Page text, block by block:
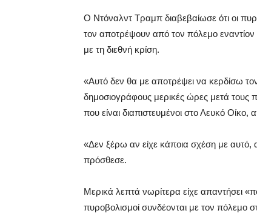
Ο Ντόναλντ Τραμπ διαβεβαίωσε ότι οι
τον αποτρέψουν από τον πόλεμο εναντίον
με τη διεθνή κρίση.
«Αυτό δεν θα με αποτρέψει να κερδίσω
δημοσιογράφους μερικές ώρες μετά
που είναι διαπιστευμένοι στο Λευκό
«Δεν ξέρω αν είχε κάποια σχέση με
πρόσθεσε.
Μερικά λεπτά νωρίτερα είχε απαντήσει
πυροβολισμοί συνδέονται με τον πόλεμο